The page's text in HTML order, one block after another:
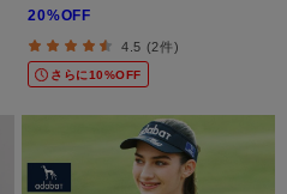
20%OFF
4.5 (2件)
さらに10%OFF